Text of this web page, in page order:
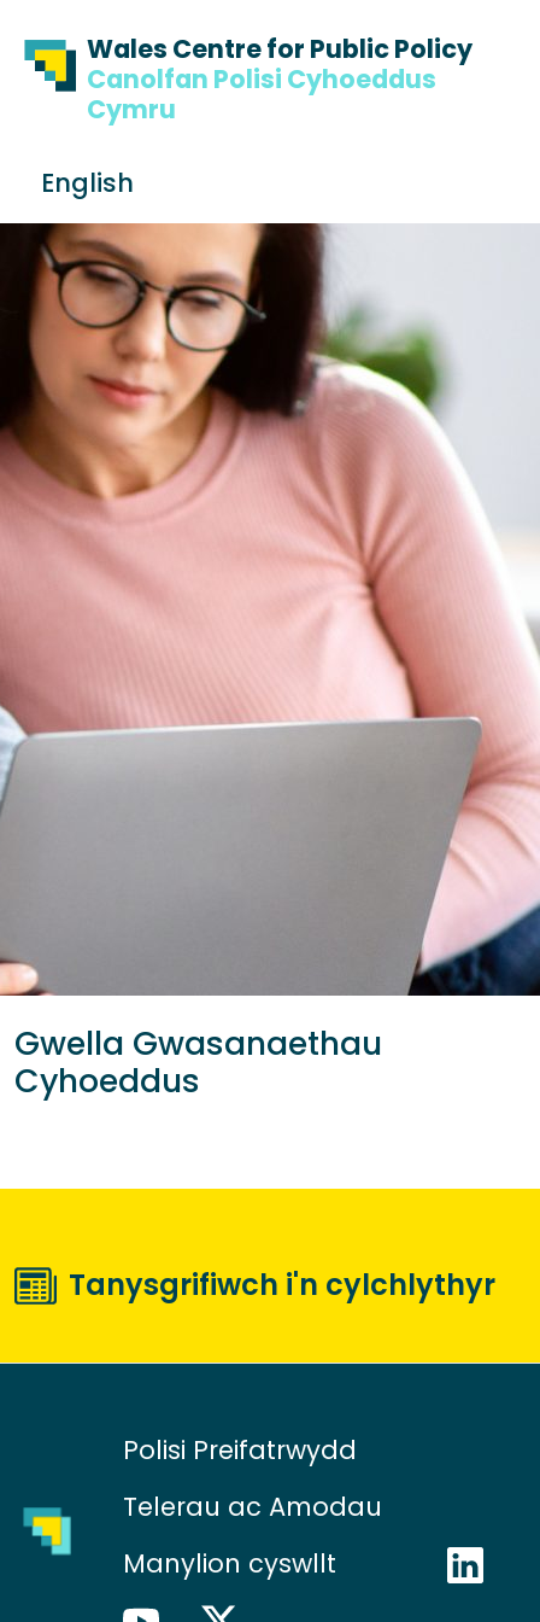
Wales Centre for Public Policy
Canolfan Polisi Cyhoeddus
Cymru
English
r
c
h
Gwella Gwasanaethau
Cyhoeddus
Tanysgrifiwch i'n cylchlythyr
Polisi Preifatrwydd
Telerau ac Amodau
Manylion cyswllt